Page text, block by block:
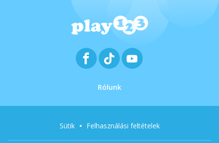
Rólunk
Sütik Felhasználási feltételek